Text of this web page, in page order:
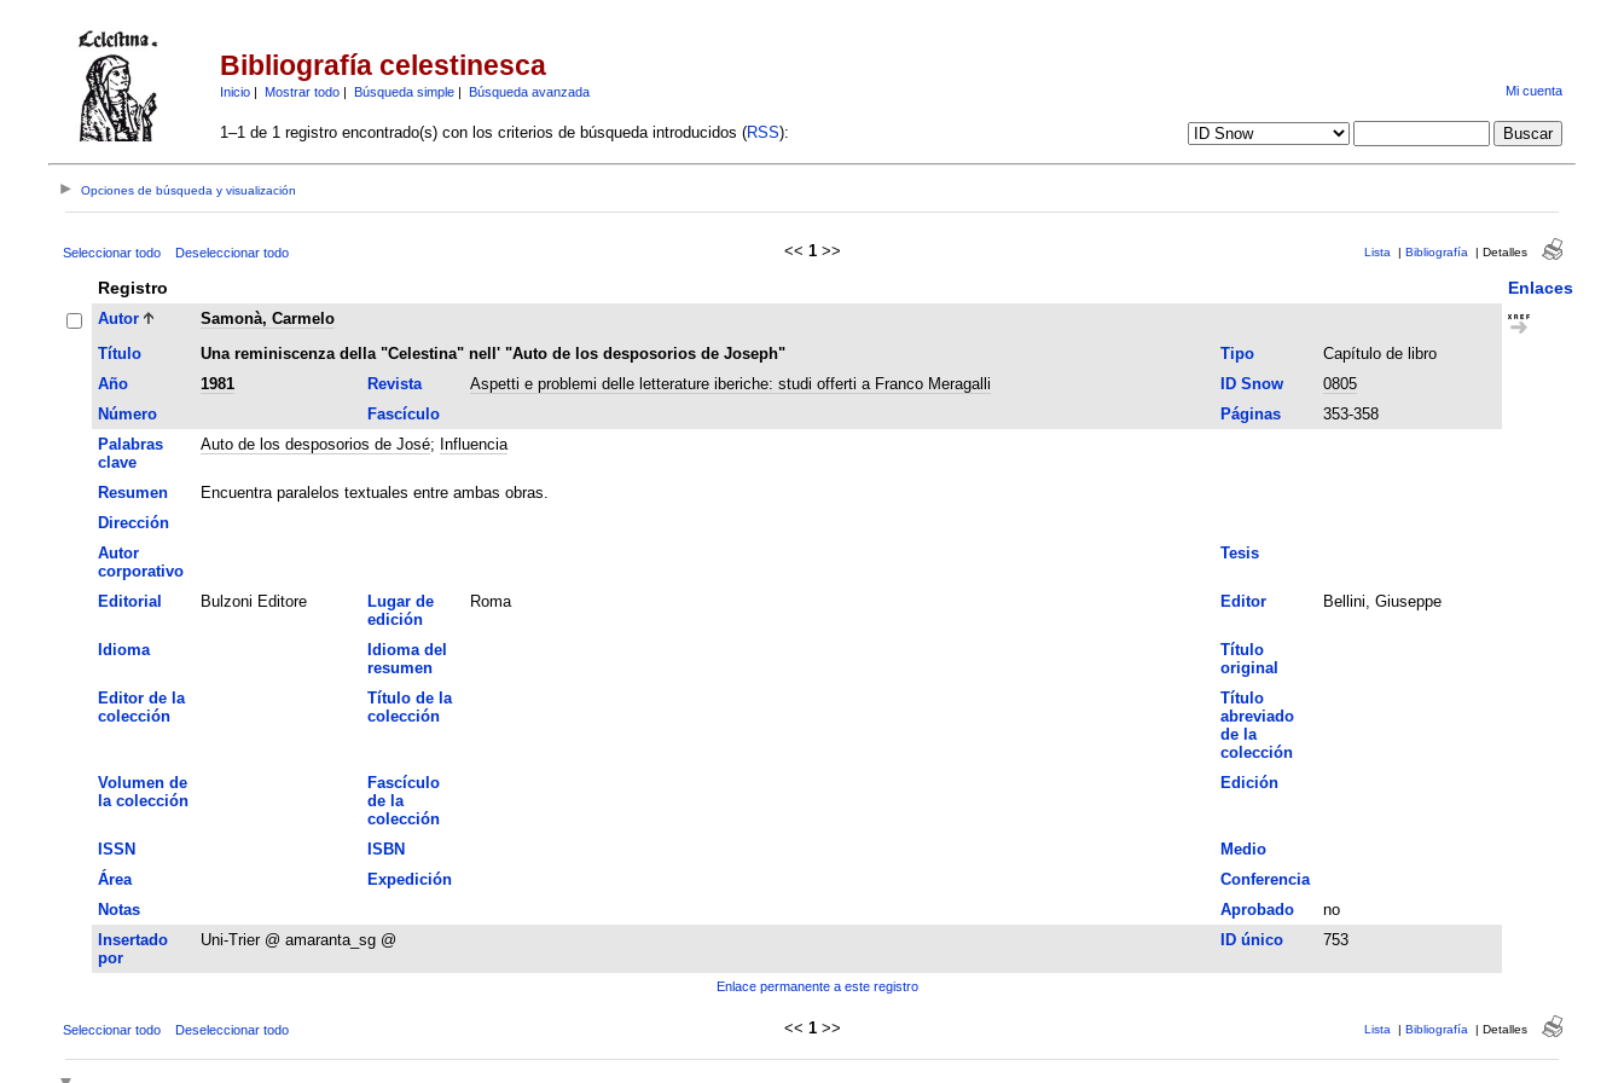
Bibliografía celestinesca
Inicio| Mostrar todo| Búsqueda simple| Búsqueda avanzada Mi cuenta
1–1 de 1 registro encontrado(s) con los criterios de búsqueda introducidos (RSS):
Opciones de búsqueda y visualización
Seleccionar todo Deseleccionar todo << 1 >> Lista | Bibliografía | Detalles
Registro Enlaces
Autor
Samonà, Carmelo
Título
Una reminiscenza della "Celestina" nell' "Auto de los desposorios de Joseph" Tipo
Capítulo de libro
Año
1981 Revista Aspetti e problemi delle letterature iberiche: studi offerti a Franco Meragalli ID Snow
0805
Número
Fascículo Páginas
353-358
Palabras
clave
Auto de los desposorios de José; Influencia
Resumen
Encuentra paralelos textuales entre ambas obras.
Dirección
Autor
corporativo
Tesis
Editorial Bulzoni Editore
Lugar de
edición
Roma Editor Bellini, Giuseppe
Idioma
Idioma del
resumen
Título
original
Editor de la
colección
Título de la
colección
Título
abreviado
de la
colección
Volumen de
la colección
Fascículo
de la
colección
Edición
ISSN ISBN
Medio
Área
Expedición
Conferencia
Notas
Aprobado
no
Insertado
por
Uni-Trier @ amaranta_sg @ ID único 753
Enlace permanente a este registro
Seleccionar todo Deseleccionar todo << 1 >> Lista | Bibliografía | Detalles